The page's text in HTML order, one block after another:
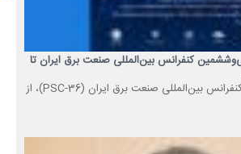
کنفرانس بین‌المللی صنعت برق ایران تا
دبیرخانه سی‌وششمین کنفرانس بین‌المللی صنعت برق ایران (PSC-36)، از